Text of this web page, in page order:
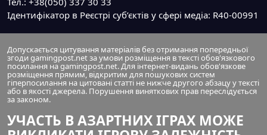
Ідентифікатор в Реєстрі суб’єктів у сфері медіа: R40-00991
Допускається цитування матеріалів без отримання попередньої
згоди gamingpost.net за умови розміщення в тексті обов'язкового
посилання на gamingpost.net. Для інтернет-видань обов'язкове
розміщення прямим, відкритим для пошукових систем
гіперпосилання на цитовані статті не нижче другого абзацу у тексті
або в якості джерела. Порушення виняткових прав переслідується
за законом.
УЧАСТЬ В АЗАРТНИХ ІГРАХ МОЖЕ